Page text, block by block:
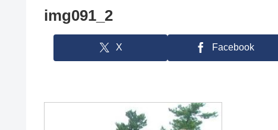
img091_2
X Facebook